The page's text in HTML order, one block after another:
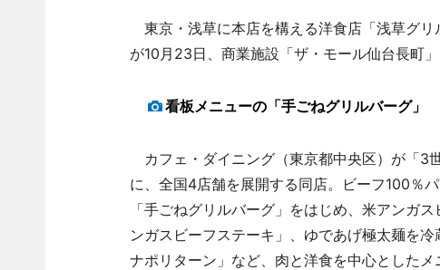
東京・浅草に本店を構える洋食店「浅草グ
が10月23日、商業施設「ザ・モール仙台長町」
看板メニューの「手ごねグリルバーグ」
カフェ・ダイニング（東京都中央区）が「3
に、全国4店舗を展開する同店。ビーフ100％
「手ごねグリルバーグ」をはじめ、米アンガ
ンガスビーフステーキ」、ゆであげ極太麺を
ナポリターン」など、肉と洋食を中心としたメ